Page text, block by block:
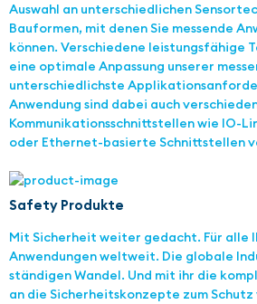
Auswahl an unterschiedlichen
Bauformen, mit denen Sie messende
können. Verschiedene leistungsfähige
eine optimale Anpassung unserer
unterschiedlichste
Anwendung sind dabei auch
Kommunikationsschnittstellen wie IO-
oder Ethernet-basierte Schnittstellen
Safety Produkte
Mit Sicherheit weiter gedacht. Für alle
Anwendungen weltweit. Die globale
ständigen Wandel. Und mit ihr die
an die Sicherheitskonzepte zum Schutz